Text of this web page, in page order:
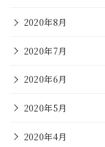
2020年8月
2020年7月
2020年6月
2020年5月
2020年4月